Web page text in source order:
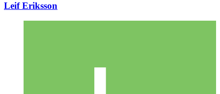
Leif Eriksson